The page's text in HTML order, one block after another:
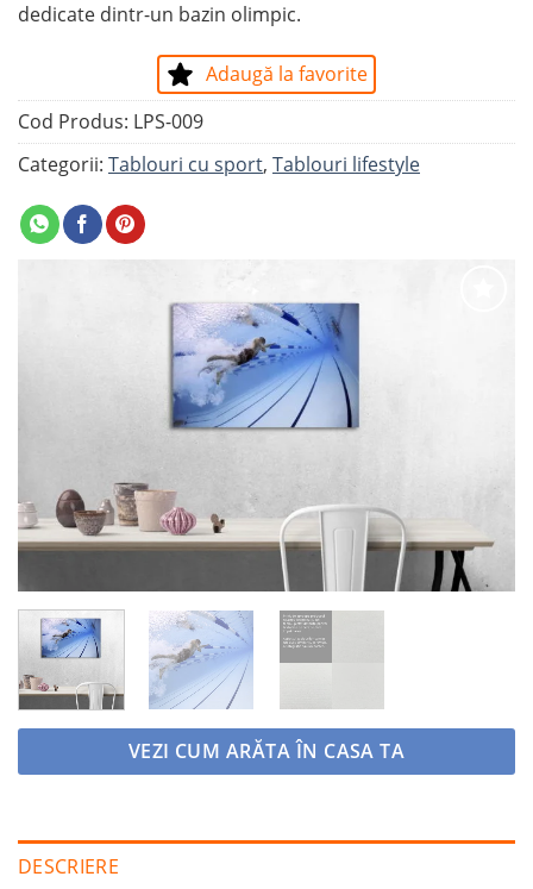
VEZI CUM ARĂTA ÎN CASA TA
dedicate dintr-un bazin olimpic.
Adaugă la favorite
Cod Produs: LPS-009
Categorii: Tablouri cu sport, Tablouri lifestyle
DESCRIERE